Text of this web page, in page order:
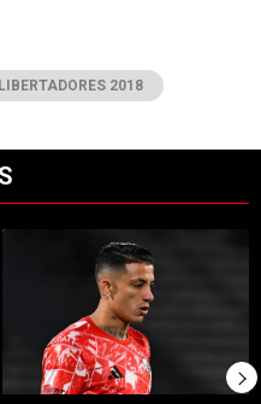
2018
"Novela interminable: el
Un artículo de tendencia con el